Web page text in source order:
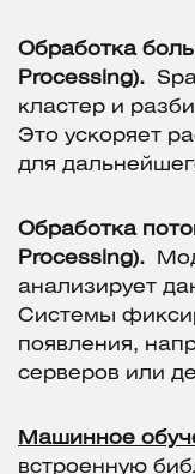
Обработка
Processing).
кластер и
Это ускоряет
для
Обработка
Processing).
анализирует
Системы
появления,
серверов или
Машинное
встроенную